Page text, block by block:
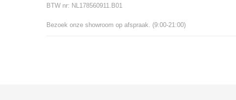
BTW nr: NL178560911.B01
Bezoek onze showroom op afspraak. (9:00-21:00)